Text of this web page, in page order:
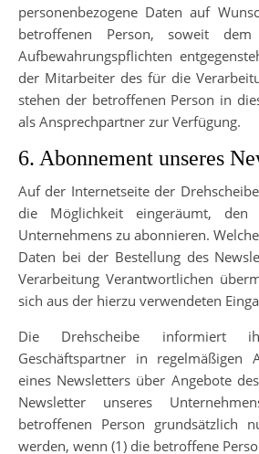
personenbezogene Daten auf
betroffenen Person, soweit dem
Aufbewahrungspflichten
der Mitarbeiter des für die
stehen der betroffenen Person in
als Ansprechpartner zur Verfügung.
6. Abonnement unseres
Auf der Internetseite der
die Möglichkeit eingeräumt, den
Unternehmens zu abonnieren.
Daten bei der Bestellung des
Verarbeitung Verantwortlichen
sich aus der hierzu verwendeten
Die Drehscheibe informiert
Geschäftspartner in regelmäßigen
eines Newsletters über Angebote
Newsletter unseres
betroffenen Person grundsätzlich
werden, wenn (1) die betroffene